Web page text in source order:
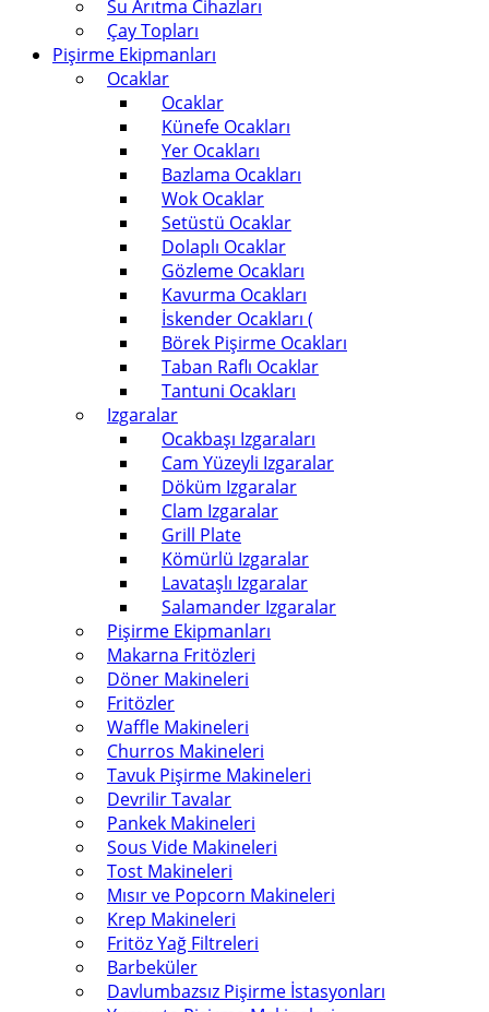
Su Arıtma Cihazları
Çay Topları
Pişirme Ekipmanları
Ocaklar
Ocaklar
Künefe Ocakları
Yer Ocakları
Bazlama Ocakları
Wok Ocaklar
Setüstü Ocaklar
Dolaplı Ocaklar
Gözleme Ocakları
Kavurma Ocakları
İskender Ocakları (
Börek Pişirme Ocakları
Taban Raflı Ocaklar
Tantuni Ocakları
Izgaralar
Ocakbaşı Izgaraları
Cam Yüzeyli Izgaralar
Döküm Izgaralar
Clam Izgaralar
Grill Plate
Kömürlü Izgaralar
Lavataşlı Izgaralar
Salamander Izgaralar
Pişirme Ekipmanları
Makarna Fritözleri
Döner Makineleri
Fritözler
Waffle Makineleri
Churros Makineleri
Tavuk Pişirme Makineleri
Devrilir Tavalar
Pankek Makineleri
Sous Vide Makineleri
Tost Makineleri
Mısır ve Popcorn Makineleri
Krep Makineleri
Fritöz Yağ Filtreleri
Barbeküler
Davlumbazsız Pişirme İstasyonları